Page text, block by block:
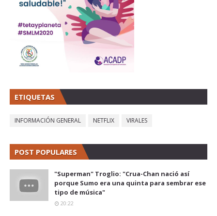
ETIQUETAS
INFORMACIÓN GENERAL NETFLIX VIRALES
POST POPULARES
"Superman" Troglio: "Crua-Chan nació así
porque Sumo era una quinta para sembrar ese
tipo de música"
20:22